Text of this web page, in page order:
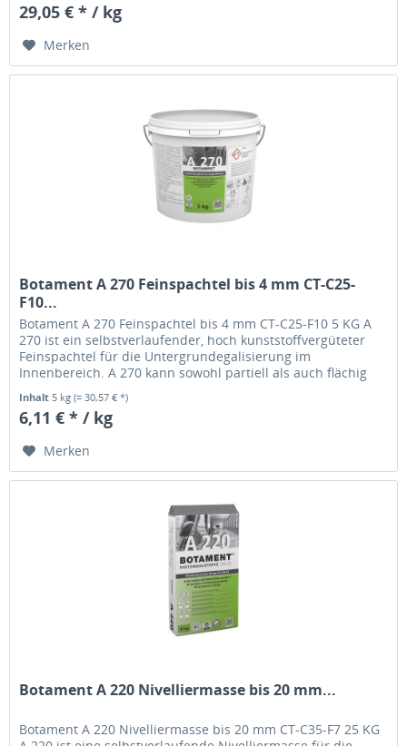
29,05 € * / kg
Merken
Botament A 270 Feinspachtel bis 4 mm CT-C25-
F10...
Botament A 270 Feinspachtel bis 4 mm CT-C25-F10 5 KG A
270 ist ein selbstverlaufender, hoch kunststoffvergüteter
Feinspachtel für die Untergrundegalisierung im
Innenbereich. A 270 kann sowohl partiell als auch flächig
aufgetragen werden....
Inhalt 5 kg(= 30,57 € *)
6,11 € * / kg
Merken
Botament A 220 Nivelliermasse bis 20 mm...
Botament A 220 Nivelliermasse bis 20 mm CT-C35-F7 25 KG